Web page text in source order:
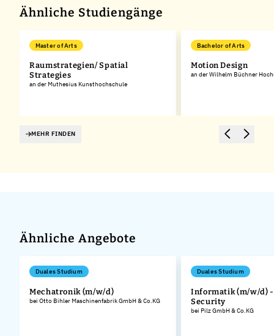
Ähnliche Studiengänge
Master of Arts
Raumstrategien/ Spatial
Strategies
an der Muthesius Kunsthochschule
Bachelor of Arts
Motion Design
an der Wilhelm Büchner
MEHR FINDEN
Ähnliche Angebote
Duales Studium
Mechatronik (m/w/d)
bei Otto Bihler Maschinenfabrik GmbH & Co.KG
Duales Studium
Informatik (m/w/d) -
Security
bei Pilz GmbH & Co.KG